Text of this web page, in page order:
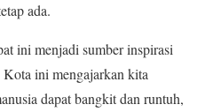
ada.
ini menjadi sumber inspirasi
Kota ini mengajarkan kita
dapat bangkit dan runtuh,